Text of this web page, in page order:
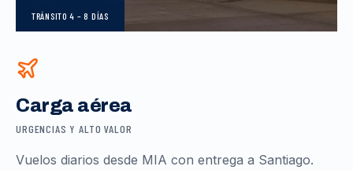
TRÁNSITO4 – 8 DÍAS
Carga aérea
URGENCIAS Y ALTO VALOR
Vuelos diarios desde MIA con entrega a Santiago.